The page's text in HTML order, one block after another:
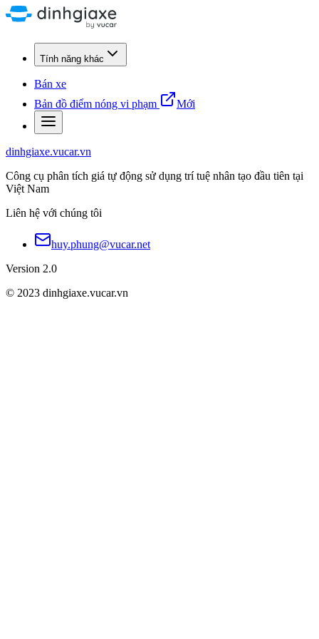
Tính năng khác
Bán xe
Bản đồ điểm nóng vi phạm
Mới
dinhgiaxe.vucar.vn
Công cụ phân tích giá tự động sử dụng trí tuệ nhân tạo đầu tiên tại
Việt Nam
Liên hệ với chúng tôi
huy.phung@vucar.net
Version 2.0
© 2023 dinhgiaxe.vucar.vn